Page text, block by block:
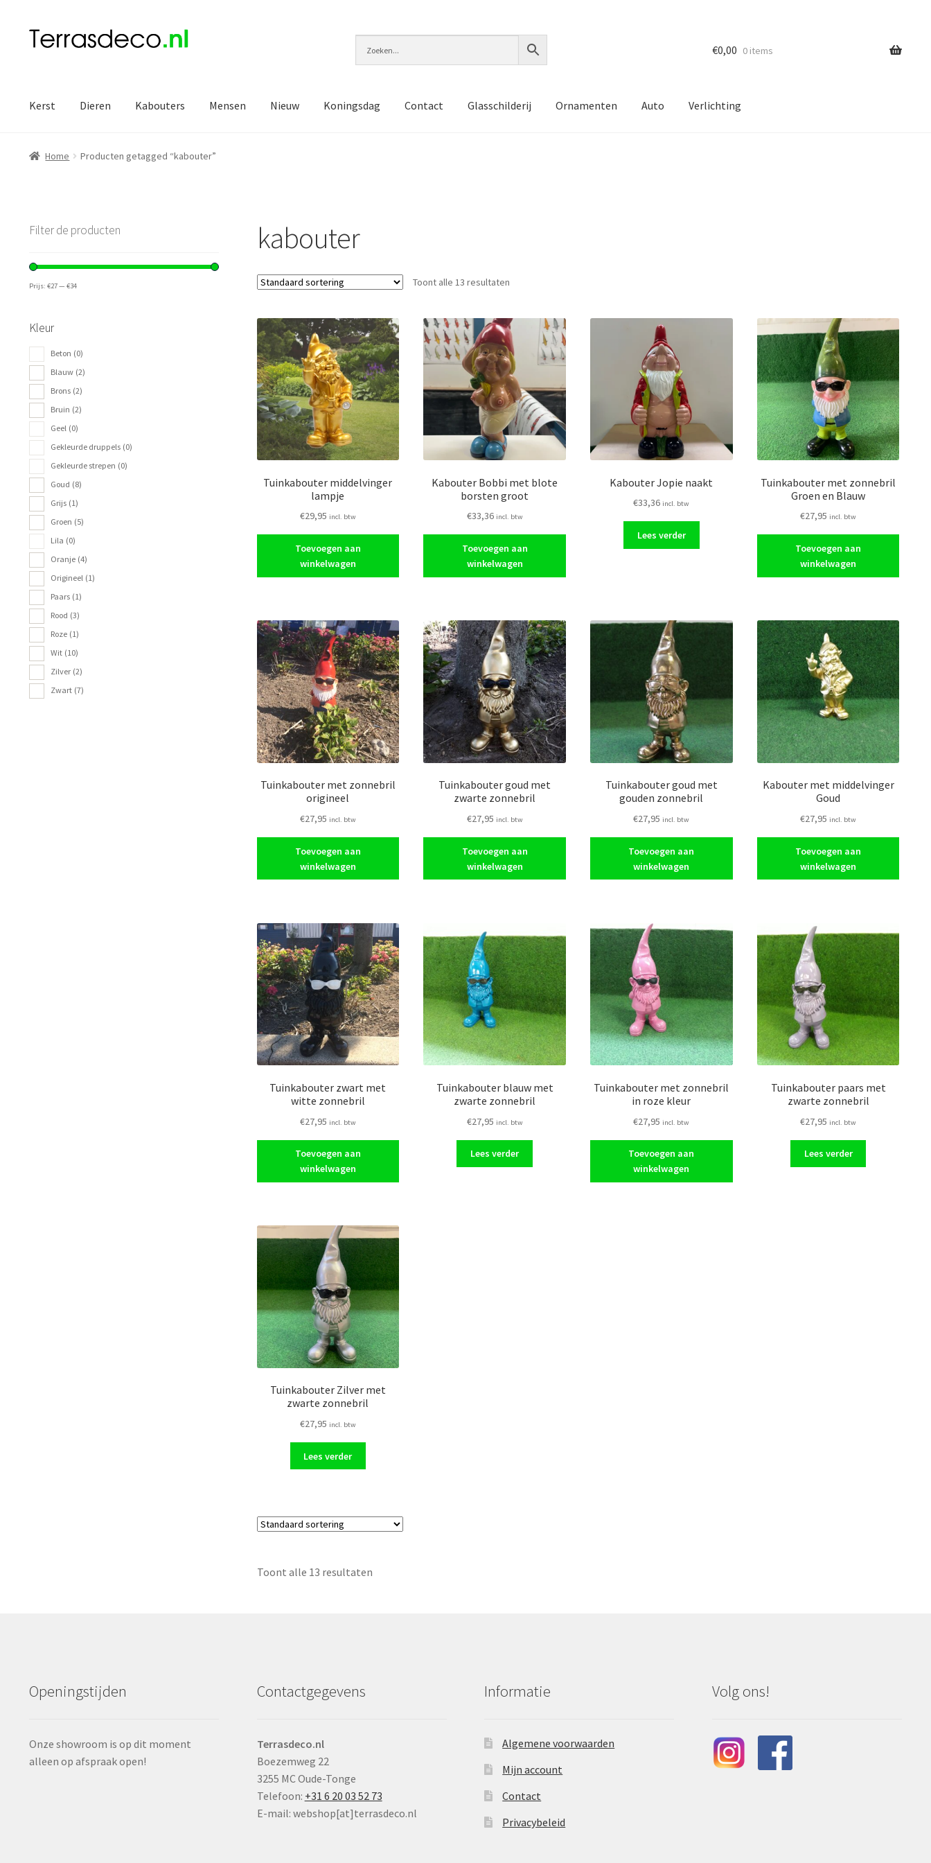
Ga
Ga
€0,00 0 items
Kerst Dieren Kabouters Mensen Nieuw Koningsdag Contact Glasschilderij Ornamenten Auto Verlichting
Home Producten getagged “kabouter”
kabouter
Toont alle 13 resultaten
Tuinkabouter middelvinger
lampje
€29,95 incl. btw
Toevoegen aan
winkelwagen
Kabouter Bobbi met blote
borsten groot
€33,36 incl. btw
Toevoegen aan
winkelwagen
Kabouter Jopie naakt
€33,36 incl. btw
Lees verder
Tuinkabouter met zonnebril
Groen en Blauw
€27,95 incl. btw
Toevoegen aan
winkelwagen
Tuinkabouter met zonnebril
origineel
€27,95 incl. btw
Toevoegen aan
winkelwagen
Tuinkabouter goud met
zwarte zonnebril
€27,95 incl. btw
Toevoegen aan
winkelwagen
Tuinkabouter goud met
gouden zonnebril
€27,95 incl. btw
Toevoegen aan
winkelwagen
Kabouter met middelvinger
Goud
€27,95 incl. btw
Toevoegen aan
winkelwagen
Tuinkabouter zwart met
witte zonnebril
€27,95 incl. btw
Toevoegen aan
winkelwagen
Tuinkabouter blauw met
zwarte zonnebril
€27,95 incl. btw
Lees verder
Tuinkabouter met zonnebril
in roze kleur
€27,95 incl. btw
Toevoegen aan
winkelwagen
Tuinkabouter paars met
zwarte zonnebril
€27,95 incl. btw
Lees verder
Tuinkabouter Zilver met
zwarte zonnebril
€27,95 incl. btw
Lees verder
Toont alle 13 resultaten
Filter de producten
Prijs: €27— €34
Kleur
Beton (0)
Blauw (2)
Brons (2)
Bruin (2)
Geel (0)
Gekleurde druppels (0)
Gekleurde strepen (0)
Goud (8)
Grijs (1)
Groen (5)
Lila (0)
Oranje (4)
Origineel (1)
Paars (1)
Rood (3)
Roze (1)
Wit (10)
Zilver (2)
Zwart (7)
Openingstijden
Onze showroom is op dit moment
alleen op afspraak open!
Contactgegevens
Terrasdeco.nl
Boezemweg 22
3255 MC Oude-Tonge
Telefoon: +31 6 20 03 52 73
E-mail: webshop[at]terrasdeco.nl
Informatie
Algemene voorwaarden
Mijn account
Contact
Privacybeleid
Volg ons!